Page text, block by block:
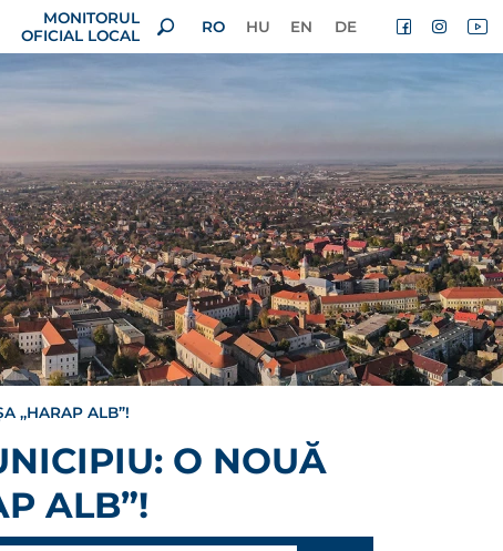
MONITORUL
OFICIAL LOCAL
RO HU EN DE
,,HARAP ALB”!
O NOUĂ
ALB”!